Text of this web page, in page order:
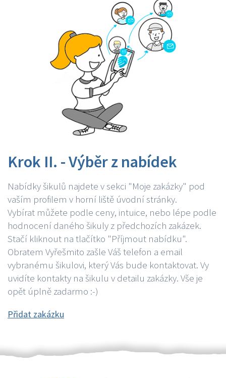
Krok II. - Výběr z nabídek
Nabídky šikulů najdete v sekci "Moje zakázky" pod
vaším profilem v horní liště úvodní stránky.
Vybírat můžete podle ceny, intuice, nebo lépe podle
hodnocení daného šikuly z předchozích zakázek.
Stačí kliknout na tlačítko "Příjmout nabídku".
Obratem Vyřešmito zašle Váš telefon a email
vybranému šikulovi, který Vás bude kontaktovat. Vy
uvidíte kontakty na šikulu v detailu zakázky. Vše je
opět úplně zadarmo :-)
Přidat zakázku